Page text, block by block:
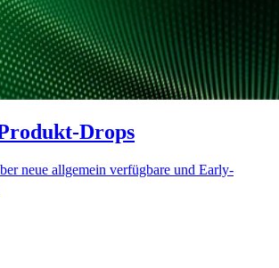
Drops
neue allgemein verfügbare und Early-